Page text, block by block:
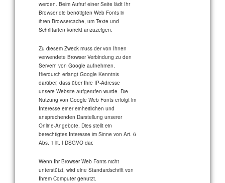
werden. Beim Aufruf einer Seite lädt Ihr
Browser die benötigten Web Fonts in
ihren Browsercache, um Texte und
Schriftarten korrekt anzuzeigen.
Zu diesem Zweck muss der von Ihnen
verwendete Browser Verbindung zu den
Servern von Google aufnehmen.
Hierdurch erlangt Google Kenntnis
darüber, dass über Ihre IP-Adresse
unsere Website aufgerufen wurde. Die
Nutzung von Google Web Fonts erfolgt im
Interesse einer einheitlichen und
ansprechenden Darstellung unserer
Online-Angebote. Dies stellt ein
berechtigtes Interesse im Sinne von Art. 6
Abs. 1 lit. f DSGVO dar.
Wenn Ihr Browser Web Fonts nicht
unterstützt, wird eine Standardschrift von
Ihrem Computer genutzt.